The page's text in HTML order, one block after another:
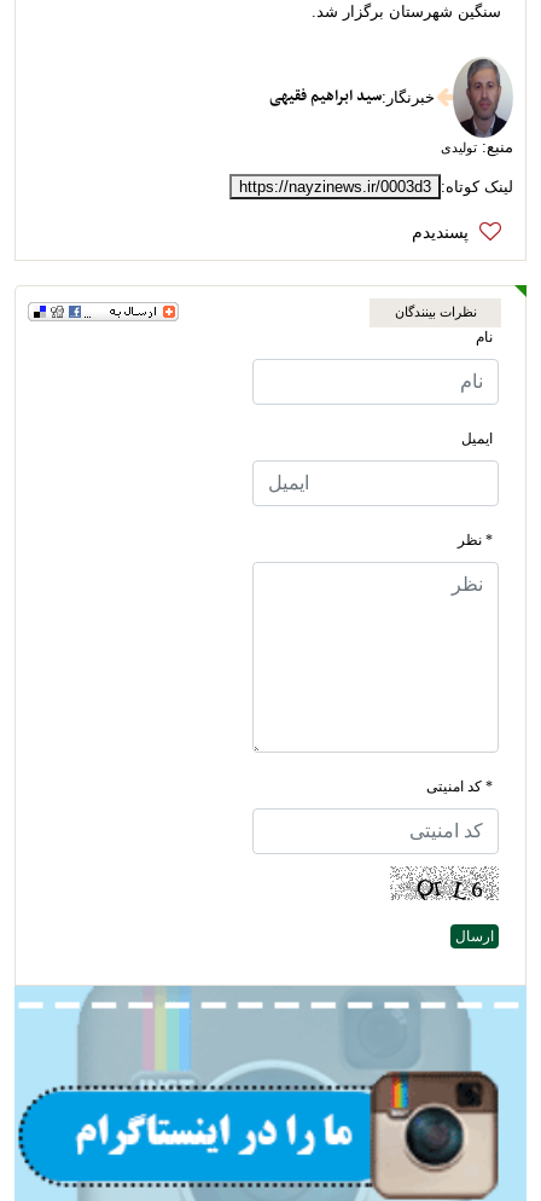
سنگین شهرستان برگزار شد.
خبرنگار :سید ابراهیم فقیهی
منبع: تولیدی
لینک کوتاه: https://nayzinews.ir/0003d3
نظرات بینندگان
نام
ایمیل
* نظر
* کد امنیتی